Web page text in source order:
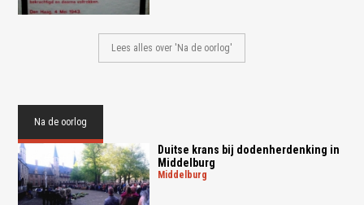
Lees alles over 'Na de oorlog'
Na de oorlog
Duitse krans bij dodenherdenking in
Middelburg
middelburg